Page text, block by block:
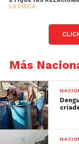
LA FÍSICA
Más